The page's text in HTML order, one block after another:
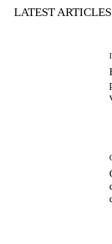
LATEST ARTICLES